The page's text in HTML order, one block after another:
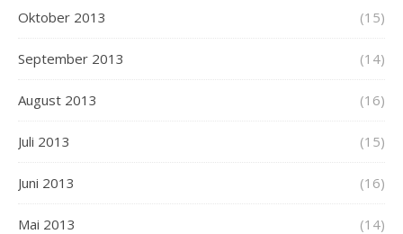
Oktober 2013 (15)
September 2013 (14)
August 2013 (16)
Juli 2013 (15)
Juni 2013 (16)
Mai 2013 (14)